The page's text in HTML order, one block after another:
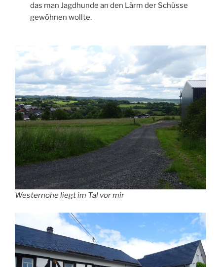
das man Jagdhunde an den Lärm der Schüsse
gewöhnen wollte.
Westernohe liegt im Tal vor mir